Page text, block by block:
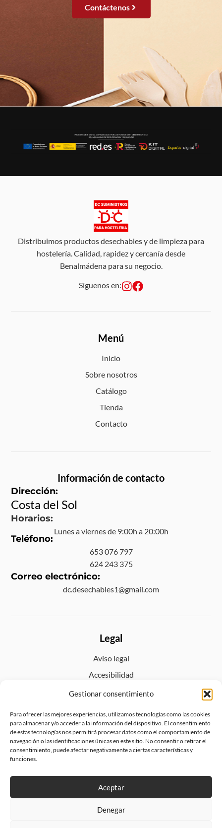
Gestionar consentimiento
Para ofrecer las mejores experiencias, utilizamos tecnologías como las cookies
para almacenar y/o acceder a la información del dispositivo. El consentimiento
de estas tecnologías nos permitirá procesar datos como el comportamiento de
navegación o las identificaciones únicas en este sitio. No consentir o retirar el
consentimiento, puede afectar negativamente a ciertas características y
funciones.
Aceptar
Denegar
Contáctenos
Distribuimos productos desechables y de limpieza para
hostelería. Calidad, rapidez y cercanía desde
Benalmádena para su negocio.
Síguenos en:
Menú
Inicio
Sobre nosotros
Catálogo
Tienda
Contacto
Información de contacto
Dirección:
Costa del Sol
Horarios:
Lunes a viernes de 9:00h a 20:00h
Teléfono:
653 076 797
624 243 375
Correo electrónico:
dc.desechables1@gmail.com
Legal
Aviso legal
Accesibilidad
Política de privacidad
Política de envíos y devoluciones